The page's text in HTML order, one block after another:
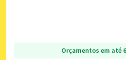
Orçamentos em até